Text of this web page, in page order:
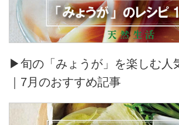
▶旬の「みょうが」を楽しむ人
｜7月のおすすめ記事